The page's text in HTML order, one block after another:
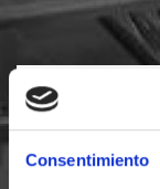
Consentimiento